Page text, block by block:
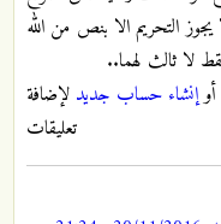
التحريم الا بنص من الله
لا ثالث لهما..
أوإنشاء حساب جديد لإضافة
تعليقات